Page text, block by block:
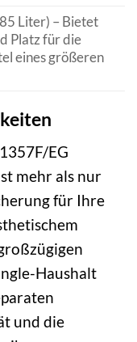
Liter) – Bietet
Platz für die
eines größeren
EG
mehr als nur
für Ihre
Haushalt
und die